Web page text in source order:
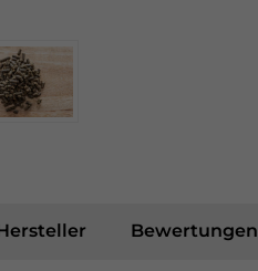
Bewertungen